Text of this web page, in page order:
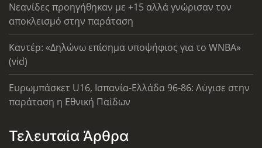
Νεανίδες προηγήθηκαν με +15 αλλά γνώρισαν τον
αποκλεισμό στην παράταση
Καντέρ: «Δηλώνω επίσημα υποψήφιος για το WNBA»
(vid)
Ευρωμπάσκετ U16, Ισπανία-Ελλάδα 96-86: Λύγισε στην
παράταση η Εθνική Παίδων
Τελευταία Άρθρα